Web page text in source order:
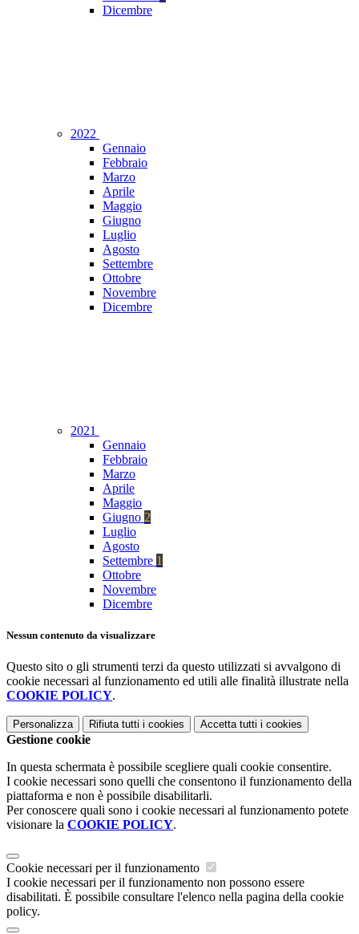
Dicembre
2022
Gennaio
Febbraio
Marzo
Aprile
Maggio
Giugno
Luglio
Agosto
Settembre
Ottobre
Novembre
Dicembre
2021
Gennaio
Febbraio
Marzo
Aprile
Maggio
Giugno 2
Luglio
Agosto
Settembre 1
Ottobre
Novembre
Dicembre
Nessun contenuto da visualizzare
Questo sito o gli strumenti terzi da questo utilizzati si avvalgono di
cookie necessari al funzionamento ed utili alle finalità illustrate nella
COOKIE POLICY.
Personalizza Rifiuta tutti i cookies Accetta tutti i cookies
Gestione cookie
In questa schermata è possibile scegliere quali cookie consentire.
I cookie necessari sono quelli che consentono il funzionamento della
piattaforma e non è possibile disabilitarli.
Per conoscere quali sono i cookie necessari al funzionamento potete
visionare la COOKIE POLICY.
Cookie necessari per il funzionamento
I cookie necessari per il funzionamento non possono essere
disabilitati. È possibile consultare l'elenco nella pagina della cookie
policy.